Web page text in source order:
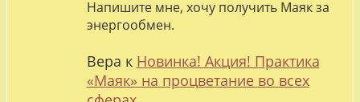
Напишите мне, хочу получить Маяк за
энергообмен.
Вера к Новинка! Акция! Практика
«Маяк» на процветание во всех